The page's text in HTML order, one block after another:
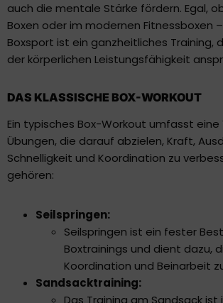
auch die mentale Stärke fördern. Egal,
Boxen oder im modernen Fitnessboxen
Boxsport ist ein ganzheitliches Training,
der körperlichen Leistungsfähigkeit
DAS KLASSISCHE BOX-WORKOUT
Ein typisches Box-Workout umfasst eine
Übungen, die darauf abzielen, Kraft,
Schnelligkeit und Koordination zu
gehören:
Seilspringen:
Seilspringen ist ein fester
Boxtrainings und dient dazu,
Koordination und Beinarbeit
Sandsacktraining:
Das Training am Sandsack ist